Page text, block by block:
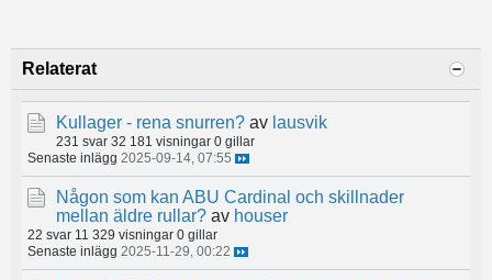
Relaterat
Kullager - rena snurren? av lausvik
231 svar 32 181 visningar 0 gillar
Senaste inlägg 2025-09-14, 07:55
Någon som kan ABU Cardinal och skillnader
mellan äldre rullar? av houser
22 svar 11 329 visningar 0 gillar
Senaste inlägg 2025-11-29, 00:22